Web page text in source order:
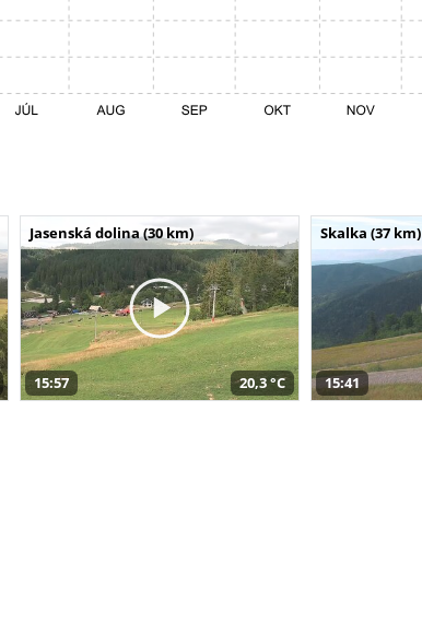
Jasenská dolina (30 km)
15:57 20,3 °C
Skalka (37 km)
15:41